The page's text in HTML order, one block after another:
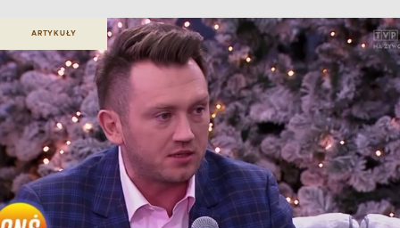
ARTYKUŁY